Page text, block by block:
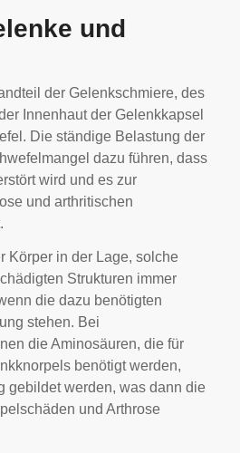
und
der Gelenkschmiere, des
Innenhaut der Gelenkkapsel
Die ständige Belastung der
dazu führen, dass
wird und es zur
und arthritischen
Körper in der Lage, solche
Strukturen immer
die dazu benötigten
stehen. Bei
die Aminosäuren, die für
benötigt werden,
gebildet werden, was dann die
und Arthrose